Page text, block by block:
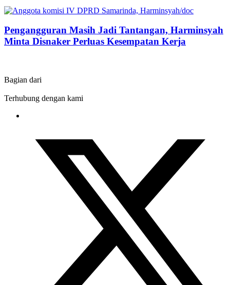
Pengangguran Masih Jadi Tantangan, Harminsyah
Minta Disnaker Perluas Kesempatan Kerja
Bagian dari
Terhubung dengan kami